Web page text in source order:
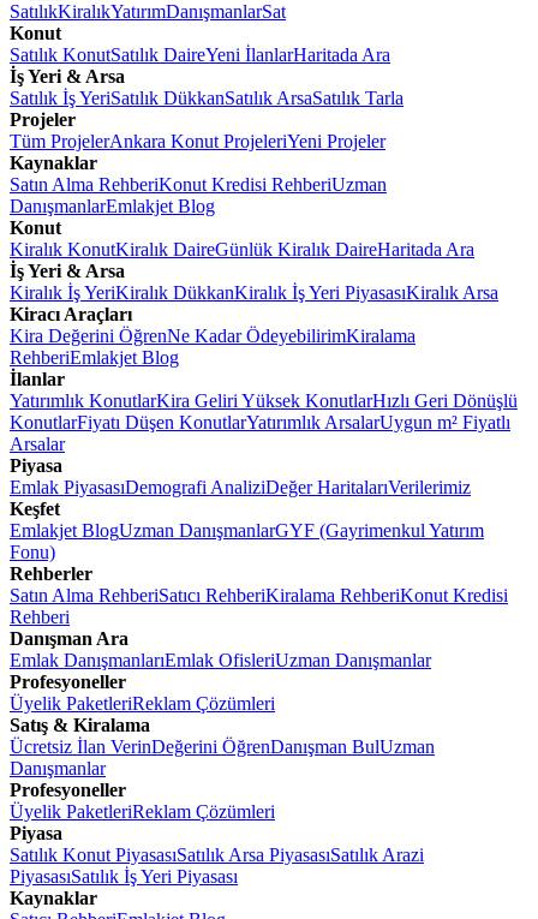
SatılıkKiralıkYatırımDanışmanlarSat
Konut
Satılık KonutSatılık DaireYeni İlanlarHaritada Ara
İş Yeri & Arsa
Satılık İş YeriSatılık DükkanSatılık ArsaSatılık Tarla
Projeler
Tüm ProjelerAnkara Konut ProjeleriYeni Projeler
Kaynaklar
Satın Alma RehberiKonut Kredisi RehberiUzman
DanışmanlarEmlakjet Blog
Konut
Kiralık KonutKiralık DaireGünlük Kiralık DaireHaritada Ara
İş Yeri & Arsa
Kiralık İş YeriKiralık DükkanKiralık İş Yeri PiyasasıKiralık Arsa
Kiracı Araçları
Kira Değerini ÖğrenNe Kadar ÖdeyebilirimKiralama
RehberiEmlakjet Blog
İlanlar
Yatırımlık KonutlarKira Geliri Yüksek KonutlarHızlı Geri Dönüşlü
KonutlarFiyatı Düşen KonutlarYatırımlık ArsalarUygun m² Fiyatlı
Arsalar
Piyasa
Emlak PiyasasıDemografi AnaliziDeğer HaritalarıVerilerimiz
Keşfet
Emlakjet BlogUzman DanışmanlarGYF (Gayrimenkul Yatırım
Fonu)
Rehberler
Satın Alma RehberiSatıcı RehberiKiralama RehberiKonut Kredisi
Rehberi
Danışman Ara
Emlak DanışmanlarıEmlak OfisleriUzman Danışmanlar
Profesyoneller
Üyelik PaketleriReklam Çözümleri
Satış & Kiralama
Ücretsiz İlan VerinDeğerini ÖğrenDanışman BulUzman
Danışmanlar
Profesyoneller
Üyelik PaketleriReklam Çözümleri
Piyasa
Satılık Konut PiyasasıSatılık Arsa PiyasasıSatılık Arazi
PiyasasıSatılık İş Yeri Piyasası
Kaynaklar